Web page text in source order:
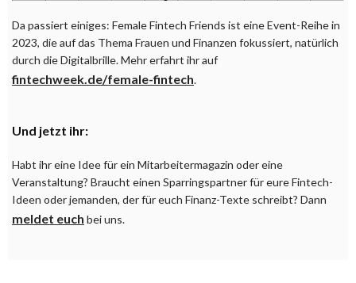
Da passiert einiges: Female Fintech Friends ist eine Event-Reihe in
2023, die auf das Thema Frauen und Finanzen fokussiert, natürlich
durch die Digitalbrille. Mehr erfahrt ihr auf
fintechweek.de/female-fintech.
Und jetzt ihr:
Habt ihr eine Idee für ein Mitarbeitermagazin oder eine
Veranstaltung? Braucht einen Sparringspartner für eure Fintech-
Ideen oder jemanden, der für euch Finanz-Texte schreibt? Dann
meldet euch bei uns.